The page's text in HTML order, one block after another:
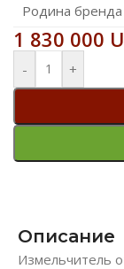
Родина бренда
1 830 000
- +
Описание
Измельчитель